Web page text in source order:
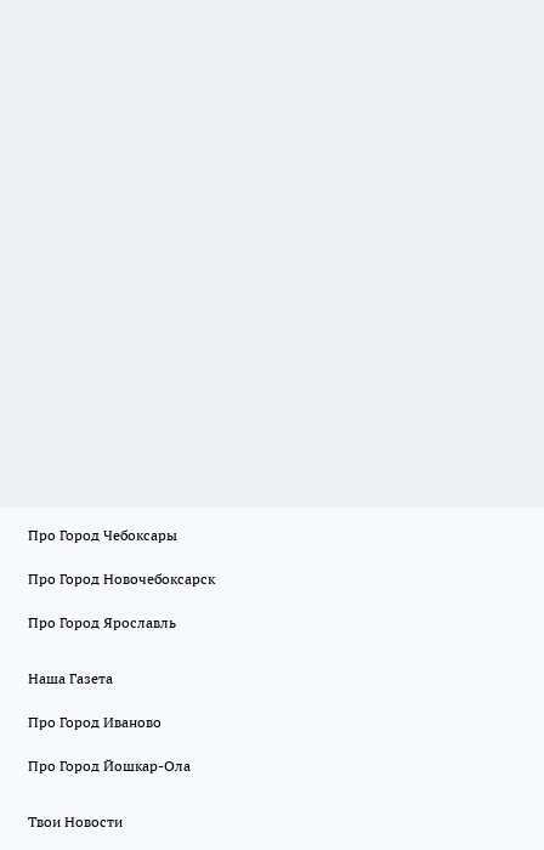
Про Город Чебоксары
Про Город Новочебоксарск
Про Город Ярославль
Наша Газета
Про Город Иваново
Про Город Йошкар-Ола
Твои Новости